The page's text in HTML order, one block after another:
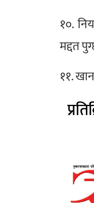
१०.
मद्दत
११.